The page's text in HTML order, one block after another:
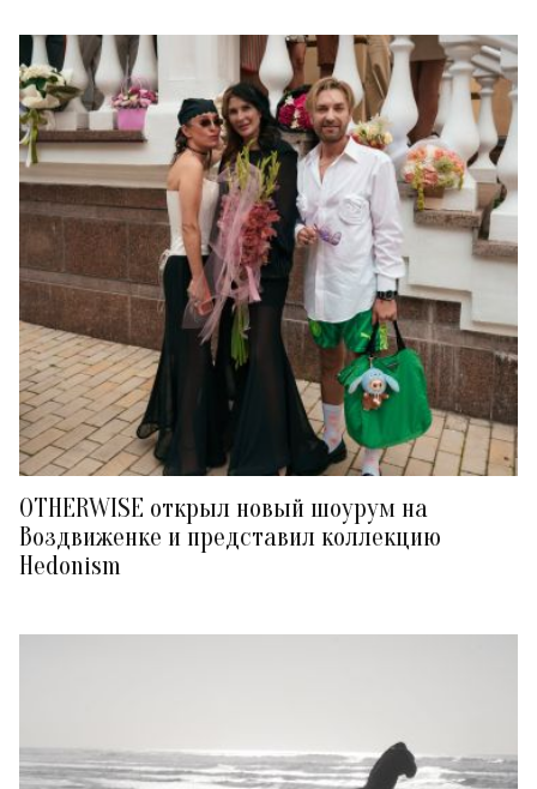
OTHERWISE открыл новый шоурум на
Воздвиженке и представил коллекцию
Hedonism